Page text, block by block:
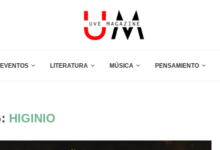
EVENTOS LITERATURA MÚSICA PENSAMIENTO
HIGINIO